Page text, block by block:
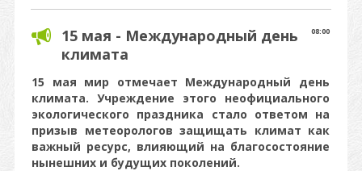
08:00
15 мая - Международный день
климата
15 мая мир отмечает Международный день
климата. Учреждение этого неофициального
экологического праздника стало ответом на
призыв метеорологов защищать климат как
важный ресурс, влияющий на благосостояние
нынешних и будущих поколений.